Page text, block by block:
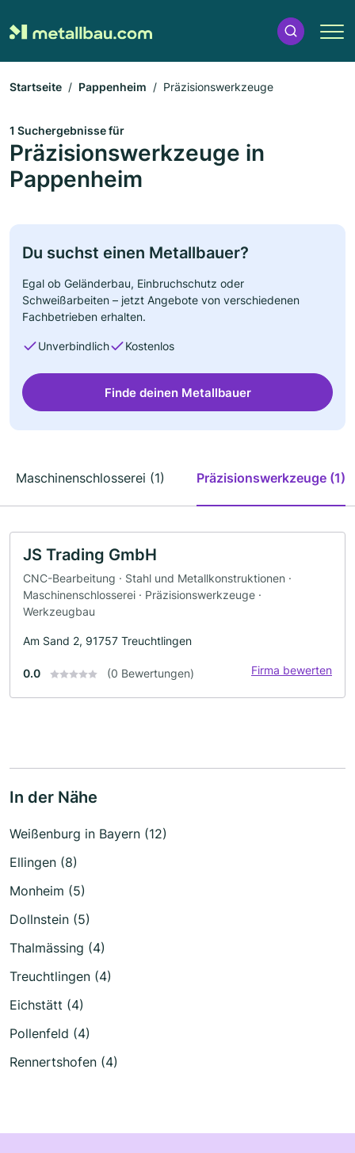
Startseite Pappenheim Präzisionswerkzeuge
1 Suchergebnisse für
Präzisionswerkzeuge in
Pappenheim
Du suchst einen Metallbauer?
Egal ob Geländerbau, Einbruchschutz oder
Schweißarbeiten – jetzt Angebote von verschiedenen
Fachbetrieben erhalten.
Unverbindlich Kostenlos
Finde deinen Metallbauer
Maschinenschlosserei (1) Präzisionswerkzeuge (1)
JS Trading GmbH
CNC-Bearbeitung · Stahl und Metallkonstruktionen ·
Maschinenschlosserei · Präzisionswerkzeuge ·
Werkzeugbau
Am Sand 2, 91757 Treuchtlingen
0.0 (0 Bewertungen) Firma bewerten
In der Nähe
Weißenburg in Bayern (12)
Ellingen (8)
Monheim (5)
Dollnstein (5)
Thalmässing (4)
Treuchtlingen (4)
Eichstätt (4)
Pollenfeld (4)
Rennertshofen (4)